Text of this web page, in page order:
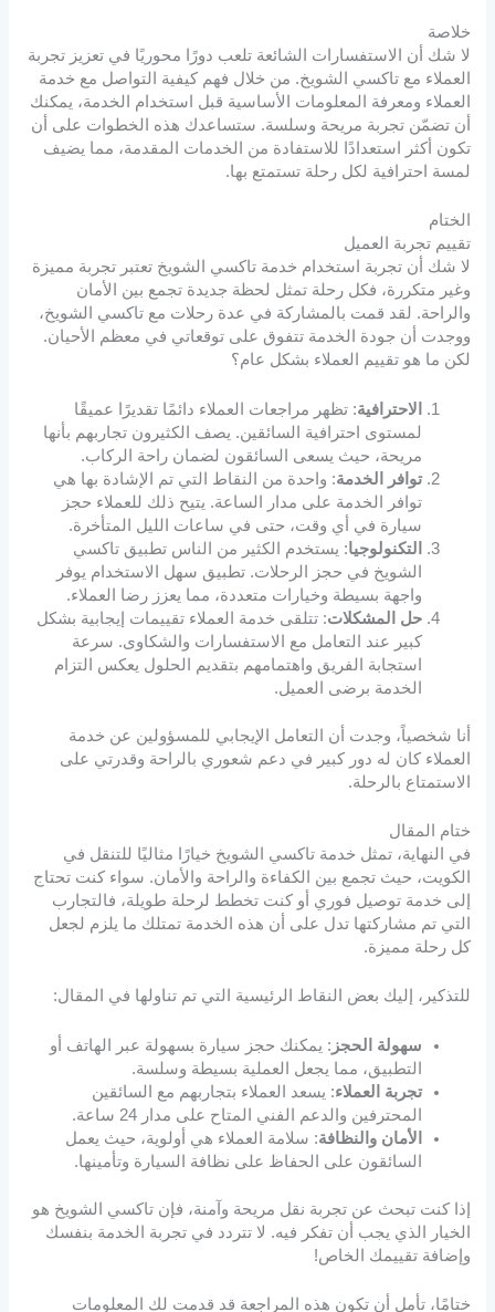
خلاصة
لا شك أن الاستفسارات الشائعة تلعب دورًا محوريًا في تعزيز تجربة
العملاء مع تاكسي الشويخ. من خلال فهم كيفية التواصل مع خدمة
العملاء ومعرفة المعلومات الأساسية قبل استخدام الخدمة، يمكنك
أن تضمّن تجربة مريحة وسلسة. ستساعدك هذه الخطوات على أن
تكون أكثر استعدادًا للاستفادة من الخدمات المقدمة، مما يضيف
لمسة احترافية لكل رحلة تستمتع بها.
الختام
تقييم تجربة العميل
لا شك أن تجربة استخدام خدمة تاكسي الشويخ تعتبر تجربة مميزة
وغير متكررة، فكل رحلة تمثل لحظة جديدة تجمع بين الأمان
والراحة. لقد قمت بالمشاركة في عدة رحلات مع تاكسي الشويخ،
ووجدت أن جودة الخدمة تتفوق على توقعاتي في معظم الأحيان.
لكن ما هو تقييم العملاء بشكل عام؟
الاحترافية: تظهر مراجعات العملاء دائمًا تقديرًا عميقًا
لمستوى احترافية السائقين. يصف الكثيرون تجاربهم بأنها
مريحة، حيث يسعى السائقون لضمان راحة الركاب.
توافر الخدمة: واحدة من النقاط التي تم الإشادة بها هي
توافر الخدمة على مدار الساعة. يتيح ذلك للعملاء حجز
سيارة في أي وقت، حتى في ساعات الليل المتأخرة.
التكنولوجيا: يستخدم الكثير من الناس تطبيق تاكسي
الشويخ في حجز الرحلات. تطبيق سهل الاستخدام يوفر
واجهة بسيطة وخيارات متعددة، مما يعزز رضا العملاء.
حل المشكلات: تتلقى خدمة العملاء تقييمات إيجابية بشكل
كبير عند التعامل مع الاستفسارات والشكاوى. سرعة
استجابة الفريق واهتمامهم بتقديم الحلول يعكس التزام
الخدمة برضى العميل.
أنا شخصياً، وجدت أن التعامل الإيجابي للمسؤولين عن خدمة
العملاء كان له دور كبير في دعم شعوري بالراحة وقدرتي على
الاستمتاع بالرحلة.
ختام المقال
في النهاية، تمثل خدمة تاكسي الشويخ خيارًا مثاليًا للتنقل في
الكويت، حيث تجمع بين الكفاءة والراحة والأمان. سواء كنت تحتاج
إلى خدمة توصيل فوري أو كنت تخطط لرحلة طويلة، فالتجارب
التي تم مشاركتها تدل على أن هذه الخدمة تمتلك ما يلزم لجعل
كل رحلة مميزة.
للتذكير، إليك بعض النقاط الرئيسية التي تم تناولها في المقال:
سهولة الحجز : يمكنك حجز سيارة بسهولة عبر الهاتف أو
التطبيق، مما يجعل العملية بسيطة وسلسة.
تجربة العملاء: يسعد العملاء بتجاربهم مع السائقين
المحترفين والدعم الفني المتاح على مدار 24 ساعة.
الأمان والنظافة: سلامة العملاء هي أولوية، حيث يعمل
السائقون على الحفاظ على نظافة السيارة وتأمينها.
إذا كنت تبحث عن تجربة نقل مريحة وآمنة، فإن تاكسي الشويخ هو
الخيار الذي يجب أن تفكر فيه. لا تتردد في تجربة الخدمة بنفسك
وإضافة تقييمك الخاص!
ختامًا، تأمل أن تكون هذه المراجعة قد قدمت لك المعلومات